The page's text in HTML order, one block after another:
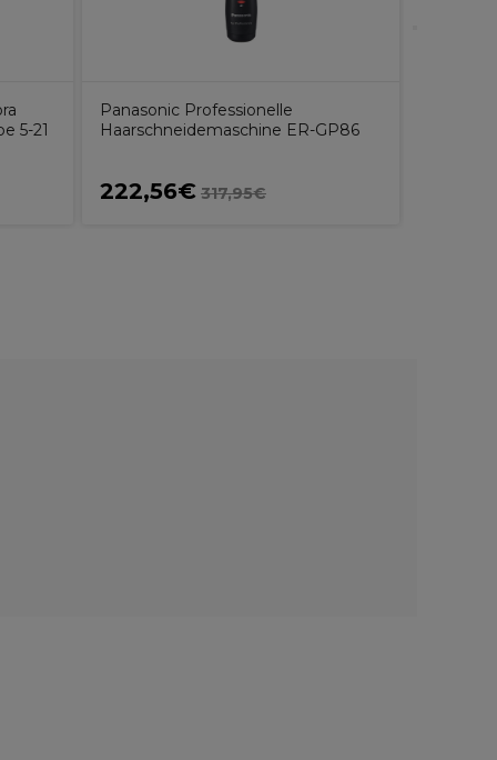
5-21
Panasonic Professionelle
Haarschneidemaschine ER-GP86
222,56€ 317,95€